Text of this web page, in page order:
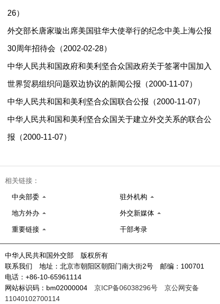
26）
外交部长唐家璇出席美国驻华大使举行的纪念中美上海公报
30周年招待会（2002-02-28）
中华人民共和国政府和美利坚合众国政府关于签署中国加入
世界贸易组织问题双边协议的新闻公报（2000-11-07）
中华人民共和国和美利坚合众国联合公报（2000-11-07）
中华人民共和国和美利坚合众国关于建立外交关系的联合公
报（2000-11-07）
相关链接：
中央部委 驻外机构
地方外办 外交新媒体
重要链接 干部考录
中华人民共和国外交部 版权所有
联系我们 地址：北京市朝阳区朝阳门南大街2号 邮编：100701
电话：+86-10-65961114
网站标识码：bm02000004 京ICP备06038296号
京公网安备
11040102700114